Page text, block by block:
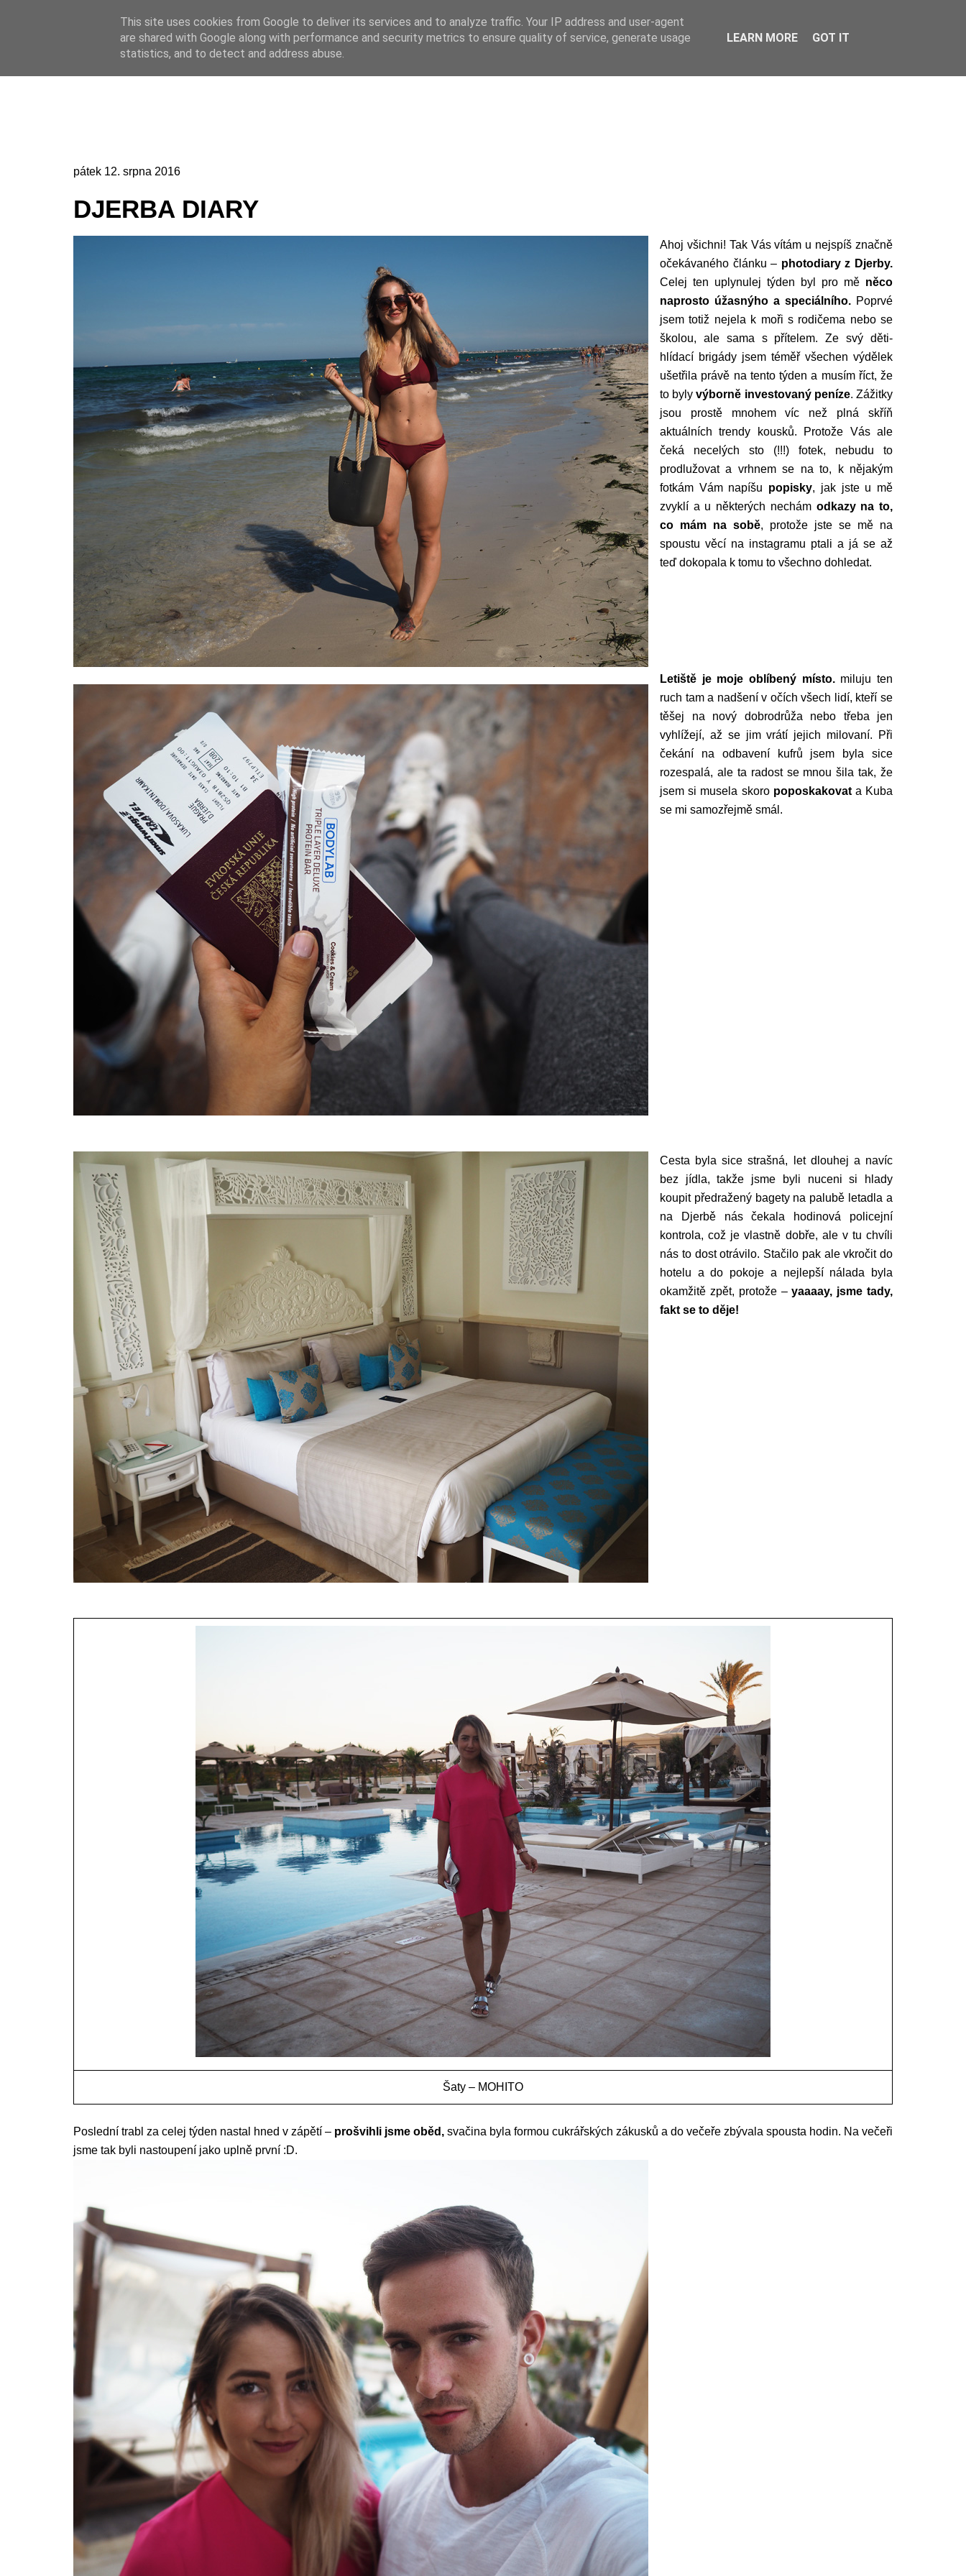
Online casino
Online casino CZ
pátek 12. srpna 2016
DJERBA DIARY
Ahoj všichni! Tak Vás vítám u nejspíš značně
očekávaného článku – photodiary z Djerby.
Celej ten uplynulej týden byl pro mě něco
naprosto úžasnýho a speciálního. Poprvé
jsem totiž nejela k moři s rodičema nebo se
školou, ale sama s přítelem. Ze svý děti-
hlídací brigády jsem téměř všechen výdělek
ušetřila právě na tento týden a musím říct, že
to byly výborně investovaný peníze. Zážitky
jsou prostě mnohem víc než plná skříň
aktuálních trendy kousků. Protože Vás ale
čeká necelých sto (!!!) fotek, nebudu to
prodlužovat a vrhnem se na to, k nějakým
fotkám Vám napíšu popisky, jak jste u mě
zvyklí a u některých nechám odkazy na to,
co mám na sobě, protože jste se mě na
spoustu věcí na instagramu ptali a já se až
teď dokopala k tomu to všechno dohledat.
Letiště je moje oblíbený místo.miluju ten
ruch tam a nadšení v očích všech lidí, kteří se
těšej na nový dobrodrůža nebo třeba jen
vyhlížejí, až se jim vrátí jejich milovaní. Při
čekání na odbavení kufrů jsem byla sice
rozespalá, ale ta radost se mnou šila tak, že
jsem si musela skoro poposkakovat a Kuba
se mi samozřejmě smál.
Cesta byla sice strašná, let dlouhej a navíc
bez jídla, takže jsme byli nuceni si hlady
koupit předražený bagety na palubě letadla a
na Djerbě nás čekala hodinová policejní
kontrola, což je vlastně dobře, ale v tu chvíli
nás to dost otrávilo. Stačilo pak ale vkročit do
hotelu a do pokoje a nejlepší nálada byla
okamžitě zpět, protože –yaaaay, jsme tady,
fakt se to děje!
Šaty – MOHITO
Poslední trabl za celej týden nastal hned v zápětí – prošvihli jsme oběd, svačina byla formou cukrářských zákusků a do večeře zbývala spousta hodin. Na večeři
jsme tak byli nastoupení jako uplně první :D.
This site uses cookies from Google to deliver its services and to analyze traffic. Your IP address and user-agent
are shared with Google along with performance and security metrics to ensure quality of service, generate usage
statistics, and to detect and address abuse.
LEARN MORE GOT IT